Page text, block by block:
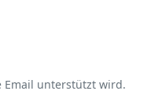
Email unterstützt wird.